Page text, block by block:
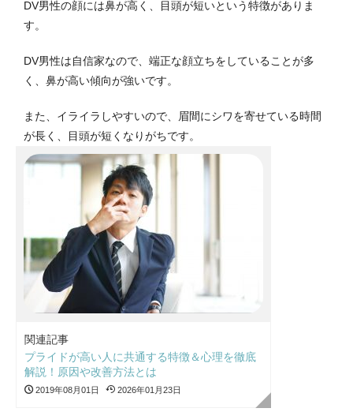
DV男性の顔には鼻が高く、目頭が短いという特徴がありま
す。
DV男性は自信家なので、端正な顔立ちをしていることが多
く、鼻が高い傾向が強いです。
また、イライラしやすいので、眉間にシワを寄せている時間
が長く、目頭が短くなりがちです。
関連記事
プライドが高い人に共通する特徴＆心理を徹底
解説！原因や改善方法とは
2019年08月01日 2026年01月23日